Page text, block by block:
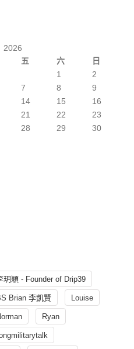
2026
五 六 日
1
2
7 8
9
14 15
16
21 22
23
28 29
30
玥穎 - Founder of Drip39
Brian 李凱賢 Louise
Ryan